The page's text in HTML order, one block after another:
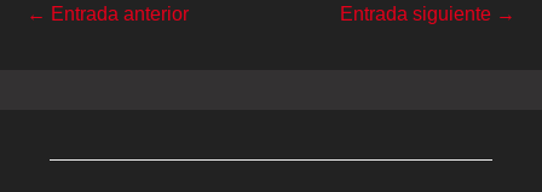
← Entrada anterior Entrada siguiente →